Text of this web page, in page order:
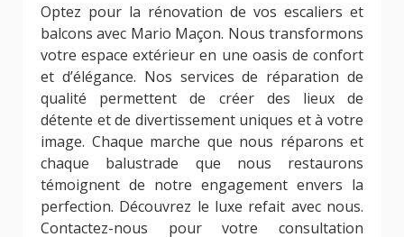
Optez pour la rénovation de vos escaliers et
balcons avec Mario Maçon. Nous transformons
votre espace extérieur en une oasis de confort
et d’élégance. Nos services de réparation de
qualité permettent de créer des lieux de
détente et de divertissement uniques et à votre
image. Chaque marche que nous réparons et
chaque balustrade que nous restaurons
témoignent de notre engagement envers la
perfection. Découvrez le luxe refait avec nous.
Contactez-nous pour votre consultation